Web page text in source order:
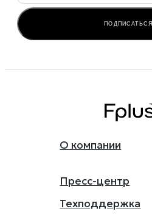
ПОДПИСАТЬСЯ
О компании
Пресс-центр
Техподдержка